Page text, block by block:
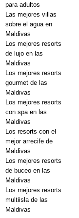
para adultos
Las mejores villas
sobre el agua en
Maldivas
Los mejores resorts
de lujo en las
Maldivas
Los mejores resorts
gourmet de las
Maldivas
Los mejores resorts
con spa en las
Maldivas
Los resorts con el
mejor arrecife de
Maldivas
Los mejores resorts
de buceo en las
Maldivas
Los mejores resorts
multiisla de las
Maldivas